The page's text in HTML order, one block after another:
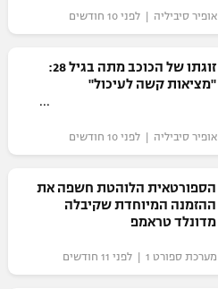
אופיר סיביליה | לפני 10 חודשים
זוגתו של הכוכב מתה בגיל 28:
"מציאות קשה לעיכול"
אופיר סיביליה | לפני 10 חודשים
הספורטאית הלוהטת חשפה את
ההזמנה המיוחדת שקיבלה
מדונלד טראמפ
מערכת ספורט 1 | לפני 11 חודשים